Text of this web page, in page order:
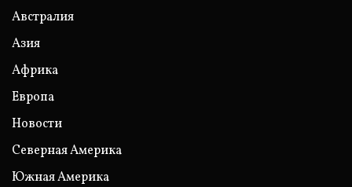
Австралия
Азия
Африка
Европа
Новости
Северная Америка
Южная Америка